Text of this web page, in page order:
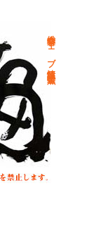
総合文学ウェブ情報誌 文学金魚